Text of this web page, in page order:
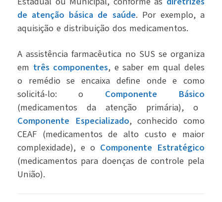
de atenção básica de saúde. Por exemplo, a
aquisição e distribuição dos medicamentos.
A assistência farmacêutica no SUS se organiza
em três componentes, e saber em qual deles
o remédio se encaixa define onde e como
solicitá-lo: o Componente Básico
(medicamentos da atenção primária), o
Componente Especializado, conhecido como
CEAF (medicamentos de alto custo e maior
complexidade), e o Componente Estratégico
(medicamentos para doenças de controle pela
União).